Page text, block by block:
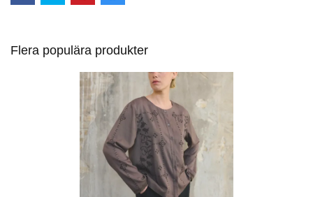
Flera populära produkter